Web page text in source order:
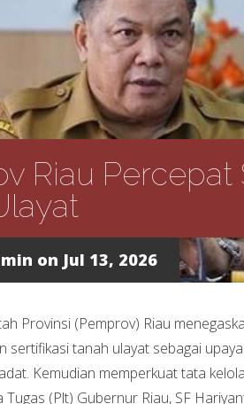
Riau Percepat
on Jul 13, 2026
Provinsi (Pemprov) Riau
sertifikasi tanah ulayat sebagai
Kemudian memperkuat tata
Tugas (Plt) Gubernur Riau, SF